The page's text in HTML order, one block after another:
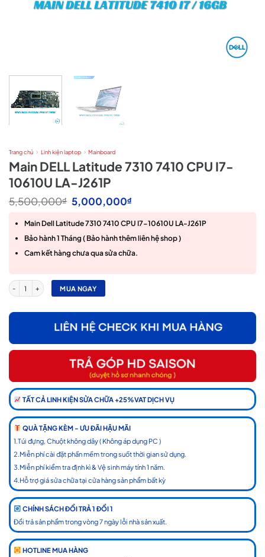
Trang chủ Linh kiện laptop Mainboard
Main DELL Latitude 7310 7410 CPU I7-
10610U LA-J261P
5,500,000₫ Giá
gốc
là:
5,500,000₫.
5,000,000₫Giá
tại
là:
5,000,000₫.
Main Dell Latitude 7310 7410 CPU I7-10610U LA-J261P
Bảo hành 1 Tháng ( Bảo hành thêm liên hệ shop )
Cam kết hàng chưa qua sửa chữa.
Main DELL Latitude 7310 7410 CPU I7-10610U LA-J261P số lượng
MUA NGAY
TẤT CẢ LINH KIỆN SỬA CHỮA +25%VAT DỊCH VỤ
QUÀ TẶNG KÈM - ƯU ĐÃI HẬU MÃI
1.Túi đựng, Chuột không dây ( Không áp dụng PC )
2.Miễn phí cài đặt phần mềm trong suốt thời gian sử dụng.
3.Miễn phí kiểm tra định kì & Vệ sinh máy tính 1 năm.
4.Hỗ trợ giá sửa chữa tại cửa hàng sản phẩm bất kỳ
CHÍNH SÁCH ĐỔI TRẢ 1 ĐỔI 1
Đổi trả sản phẩm trong vòng 7 ngày lỗi nhà sản xuất.
HOTLINE MUA HÀNG